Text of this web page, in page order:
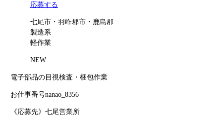
応募する
七尾市・羽咋郡市・鹿島郡
製造系
軽作業
NEW
電子部品の目視検査・梱包作業
お仕事番号nanao_8356
《応募先》七尾営業所